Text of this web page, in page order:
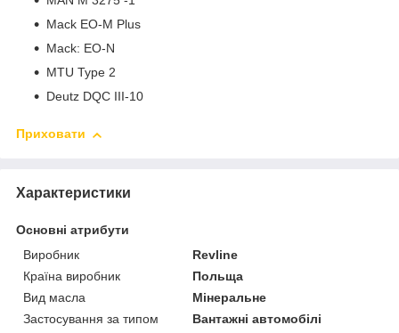
Mack EO-M Plus
Mack: EO-N
MTU Type 2
Deutz DQC III-10
Приховати
Характеристики
Основні атрибути
Виробник
Revline
Країна виробник
Польща
Вид масла
Мінеральне
Застосування за типом
Вантажні автомобілі